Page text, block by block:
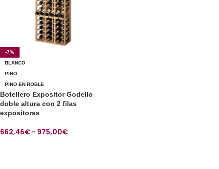
-7%
BLANCO
PINO
PINO EN ROBLE
Botellero Expositor Godello
doble altura con 2 filas
expositoras
662,46€ - 975,00€